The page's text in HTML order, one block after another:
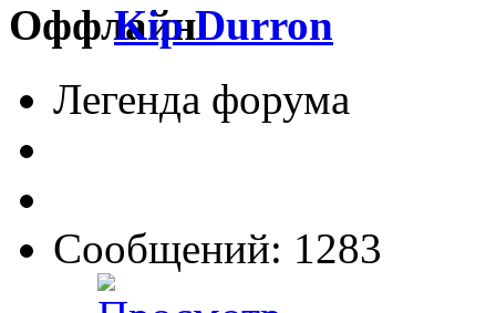
Kip Durron
Легенда форума
Сообщений: 1283